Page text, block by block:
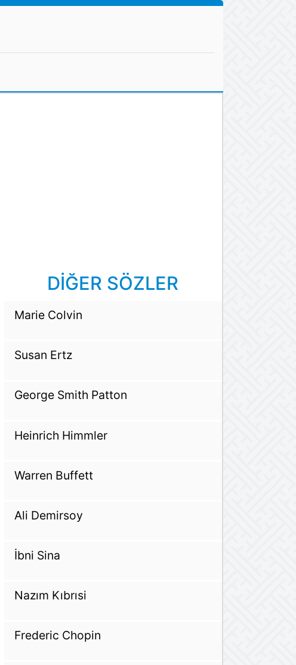
DİĞER SÖZLER
Marie Colvin
Susan Ertz
George Smith Patton
Heinrich Himmler
Warren Buffett
Ali Demirsoy
İbni Sina
Nazım Kıbrısi
Frederic Chopin